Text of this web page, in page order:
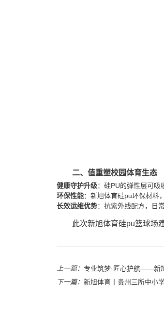
二、值重塑校园体育生态
健康守护升级：硅PU的弹性层可吸
环保性能：新旭体育硅pu环保材料
长效运维优势：抗紫外线配方，日
此次新旭体育硅pu篮球场
上一篇： 专业筑梦·匠心护航——新
下一篇： 新旭体育丨贵州三所中小